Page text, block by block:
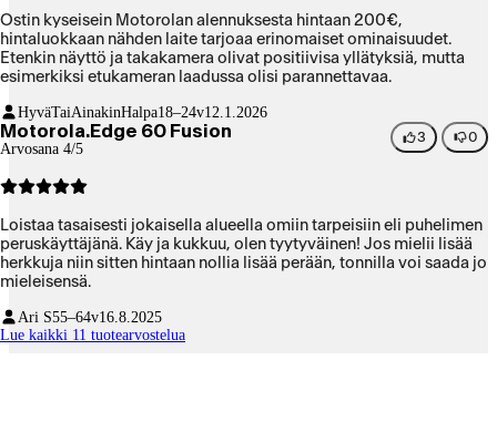
Ostin kyseisein Motorolan alennuksesta hintaan 200€,
hintaluokkaan nähden laite tarjoaa erinomaiset ominaisuudet.
Etenkin näyttö ja takakamera olivat positiivisa yllätyksiä, mutta
esimerkiksi etukameran laadussa olisi parannettavaa.
HyväTaiAinakinHalpa18–24v12.1.2026
Motorola.Edge 60 Fusion
Arvosana 4/5
3 0
Loistaa tasaisesti jokaisella alueella omiin tarpeisiin eli puhelimen
peruskäyttäjänä. Käy ja kukkuu, olen tyytyväinen! Jos mielii lisää
herkkuja niin sitten hintaan nollia lisää perään, tonnilla voi saada jo
mieleisensä.
Ari S55–64v16.8.2025
Lue kaikki 11 tuotearvostelua